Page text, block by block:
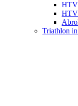
HTV
HTV
Triathlon